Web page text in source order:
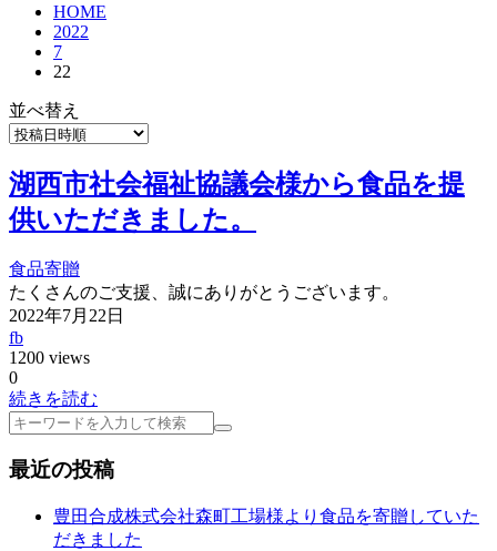
HOME
2022
7
22
並べ替え
湖西市社会福祉協議会様から食品を提
供いただきました。
食品寄贈
たくさんのご支援、誠にありがとうございます。
2022年7月22日
fb
1200 views
0
続きを読む
検
最近の投稿
豊田合成株式会社森町工場様より食品を寄贈していた
だきました